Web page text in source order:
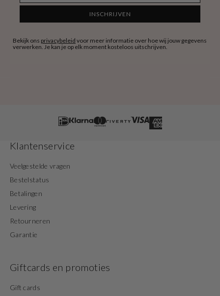
INSCHRIJVEN
Bekijk ons privacybeleid voor meer informatie over hoe wij jouw gegevens
verwerken. Je kan je op elk moment kosteloos uitschrijven.
Klantenservice
Veelgestelde vragen
Bestelstatus
Betalingen
Levering
Retourneren
Garantie
Giftcards en promoties
Gift cards